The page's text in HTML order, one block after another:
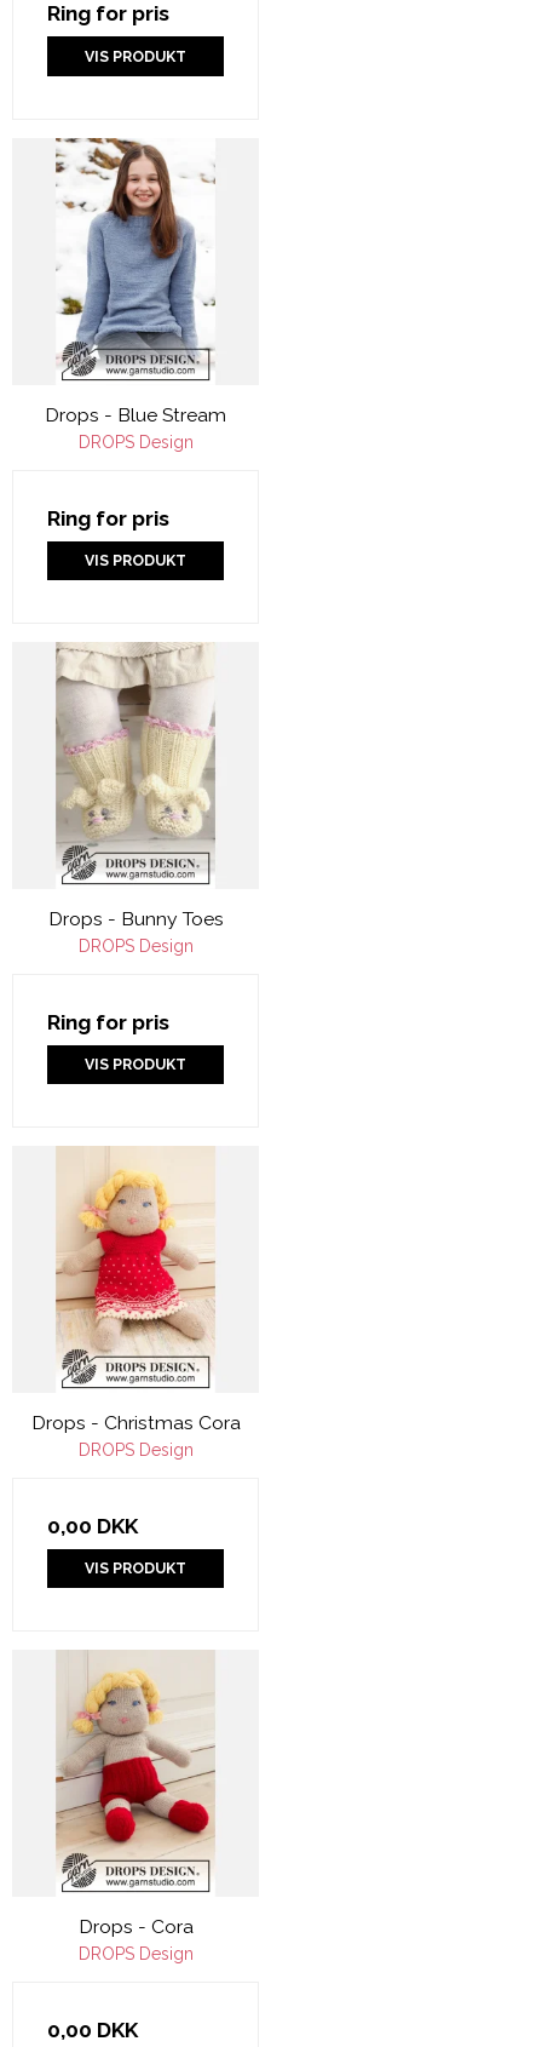
Ring for pris
VIS PRODUKT
Drops - Blue Stream
DROPS Design
Ring for pris
VIS PRODUKT
Drops - Bunny Toes
DROPS Design
Ring for pris
VIS PRODUKT
Drops - Christmas Cora
DROPS Design
0,00 DKK
VIS PRODUKT
Drops - Cora
DROPS Design
0,00 DKK